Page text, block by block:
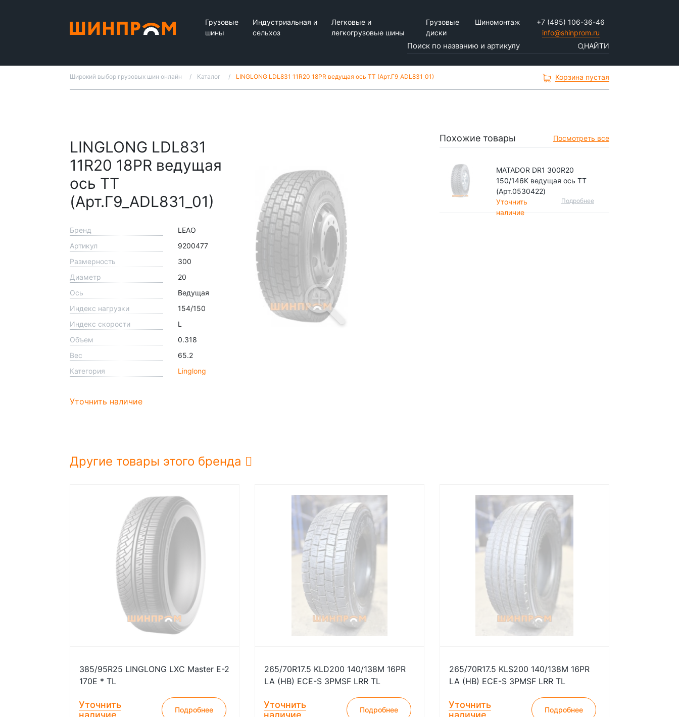
Грузовые
шины
Индустриальная и
сельхоз
Легковые и
легкогрузовые шины
Грузовые
диски
Шиномонтаж
+7 (495) 106-36-46
info@shinprom.ru
НАЙТИ
Широкий выбор грузовых шин онлайн Каталог LINGLONG LDL831 11R20 18PR ведущая ось TT (Арт.Г9_ADL831_01) Корзина пустая
LINGLONG LDL831
11R20 18PR ведущая
ось TT
(Арт.Г9_ADL831_01)
Бренд
LEAO
Артикул
9200477
Размерность
300
Диаметр
20
Ось
Ведущая
Индекс нагрузки
154/150
Индекс скорости
L
Объем
0.318
Вес
65.2
Категория
Linglong
Уточнить наличие
Похожие товары Посмотреть все
MATADOR DR1 300R20
150/146K ведущая ось TT
(Арт.0530422)
Уточнить
наличие
Подробнее
Другие товары этого бренда
385/95R25 LINGLONG LXC Master E-2
170E * TL
Уточнить
наличие
Подробнее
265/70R17.5 KLD200 140/138M 16PR
LA (HB) ECE-S 3PMSF LRR TL
Уточнить
наличие
Подробнее
265/70R17.5 KLS200 140/138M 16PR
LA (HB) ECE-S 3PMSF LRR TL
Уточнить
наличие
Подробнее